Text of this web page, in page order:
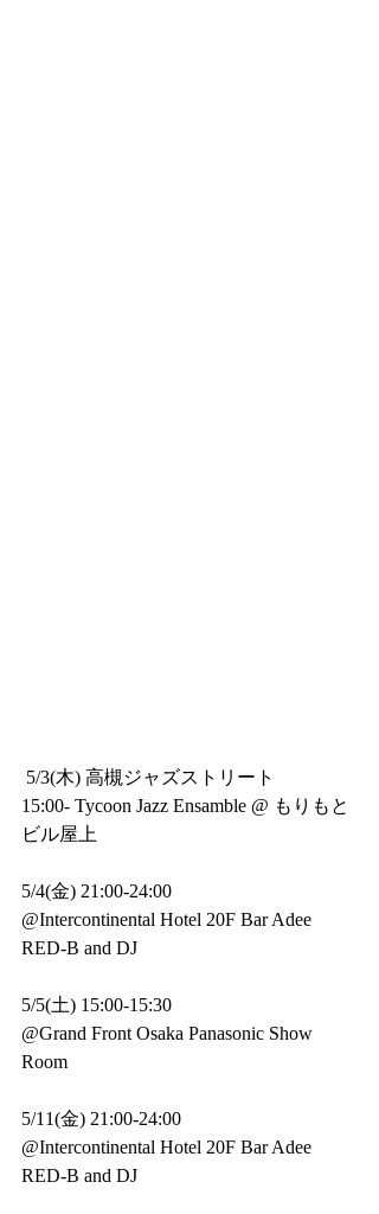
5/3(木) 高槻ジャズストリート
15:00- Tycoon Jazz Ensamble @ もりもと
ビル屋上
5/4(金) 21:00-24:00
@Intercontinental Hotel 20F Bar Adee
RED-B and DJ
5/5(土) 15:00-15:30
@Grand Front Osaka Panasonic Show
Room
5/11(金) 21:00-24:00
@Intercontinental Hotel 20F Bar Adee
RED-B and DJ